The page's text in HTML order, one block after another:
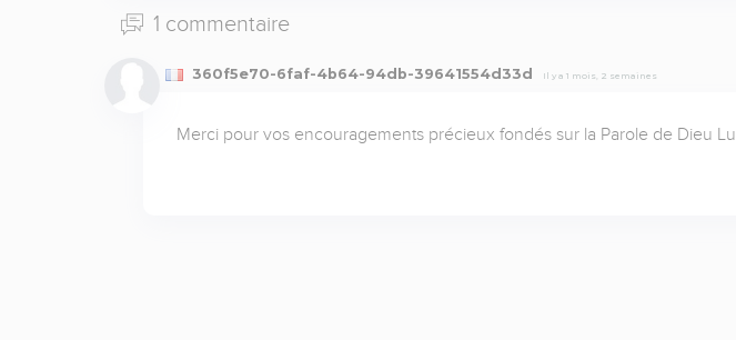
1 commentaire
360f5e70-6faf-4b64-94db-39641554d33d Il y a 1 mois, 2 semaines
Merci pour vos encouragements précieux fondés sur la Parole de Dieu